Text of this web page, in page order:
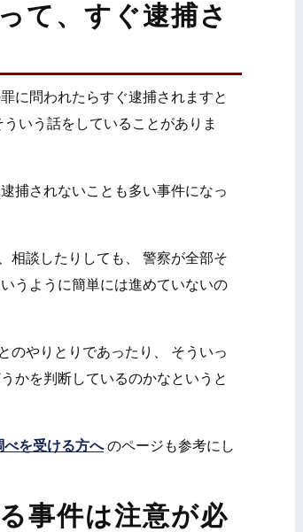
て、すぐ逮捕さ
に問われたらすぐ逮捕されますと
いう話をしていることがありま
捕されないことも多い事件になっ
相談したりしても、 警察が全部そ
うように簡単には進めていないの
のやりとりであったり、 そういっ
かを判断しているのかなというと
べを受ける方へのページも参考にし
事件は注意が必